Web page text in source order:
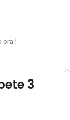
ora !
3